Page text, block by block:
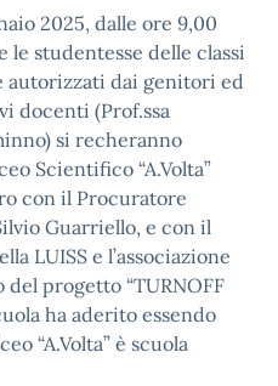
2025, dalle ore 9,00
le studentesse delle classi
autorizzati dai genitori ed
docenti (Prof.ssa
si recheranno
Scientifico “A.Volta”
con il Procuratore
Guarriello, e con il
LUISS e l’associazione
del progetto “TURNOFF
ha aderito essendo
“A.Volta” è scuola